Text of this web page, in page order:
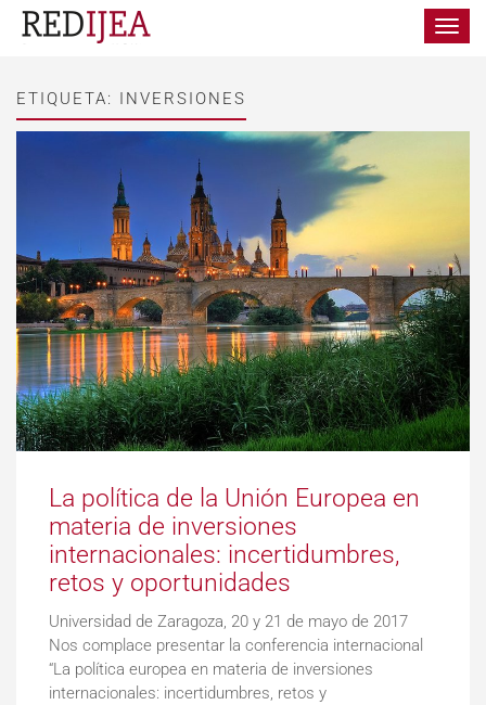
Toggle
ETIQUETA: INVERSIONES
La política de la Unión Europea en
materia de inversiones
internacionales: incertidumbres,
retos y oportunidades
Universidad de Zaragoza, 20 y 21 de mayo de 2017
Nos complace presentar la conferencia internacional
“La política europea en materia de inversiones
internacionales: incertidumbres, retos y